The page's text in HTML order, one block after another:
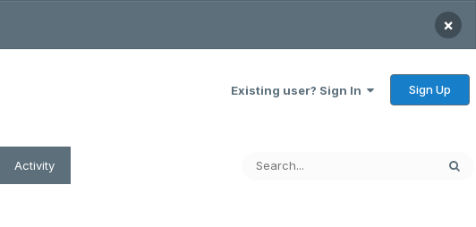
×
Existing user? Sign In Sign Up
Activity